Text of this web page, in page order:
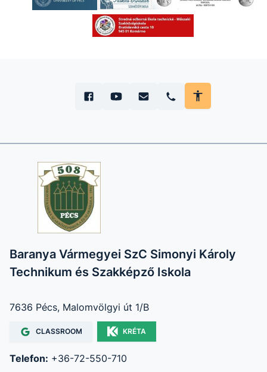
Baranya Vármegyei SzC Simonyi Károly
Technikum és Szakképző Iskola
7636 Pécs, Malomvölgyi út 1/B
CLASSROOM KRÉTA
Telefon: +36-72-550-710